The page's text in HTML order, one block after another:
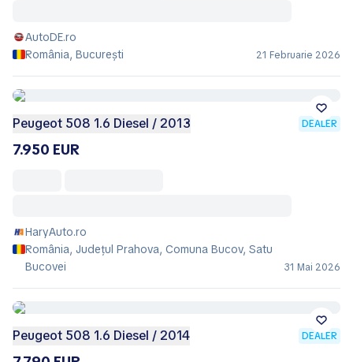
AutoDE.ro
România, București
21 Februarie 2026
Peugeot 508 1.6 Diesel / 2013 DEALER
7.950 EUR
HaryAuto.ro
România, Județul Prahova, Comuna Bucov, Satu
Bucovei
31 Mai 2026
Peugeot 508 1.6 Diesel / 2014 DEALER